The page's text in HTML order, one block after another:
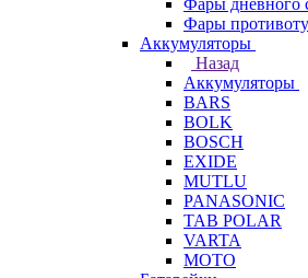
Фары дневного
Фары
Аккумуляторы
Назад
Аккумуляторы
BARS
BOLK
BOSCH
EXIDE
MUTLU
PANASONIC
TAB POLAR
VARTA
МОТО